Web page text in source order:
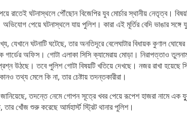
রাতেই ঘটনাস্থলে পৌঁছোন বিজেপির যুব মোর্চার স্থানীয় নেতৃত্ব।
অভিযোগ পেয়ে ঘটনাস্থলে যায় পুলিশ। কারা এই মূর্তির বেদি ভাঙার
যেখানে ঘটনাটি ঘটেছে, তার অনতিদূরে বেলেঘাটার বিধায়ক কুণাল
গার্ডের অফিস। গোটা এলাকা সিসি ক্যামেরায় মোড়া। নিরাপত্তাও
উঠছে। তবে পুলিশ গোটা বিষয়টি খতিয়ে দেখছে। নজর রাখা হয়েছে
তথ্য মেলে কি না, তার চেষ্টায় তদন্তকারীরা।
তদন্তে নেমে গোপন সূত্রে খবর পেয়ে রূপেশ হাজরা নামে এক
খোঁজ শুরু করেছে আর্মহার্স্ট স্ট্রিট থানার পুলিশ।